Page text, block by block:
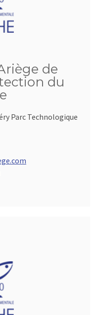
de
du
Parc Technologique